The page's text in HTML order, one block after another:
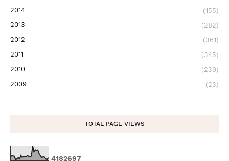
2014
(155)
2013
(282)
2012
(361)
2011
(345)
2010
(239)
2009
(23)
TOTAL PAGE VIEWS
4182697